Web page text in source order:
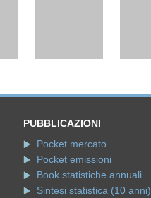
PUBBLICAZIONI
Pocket mercato
Pocket emissioni
Book statistiche annuali
Sintesi statistica (10 anni)